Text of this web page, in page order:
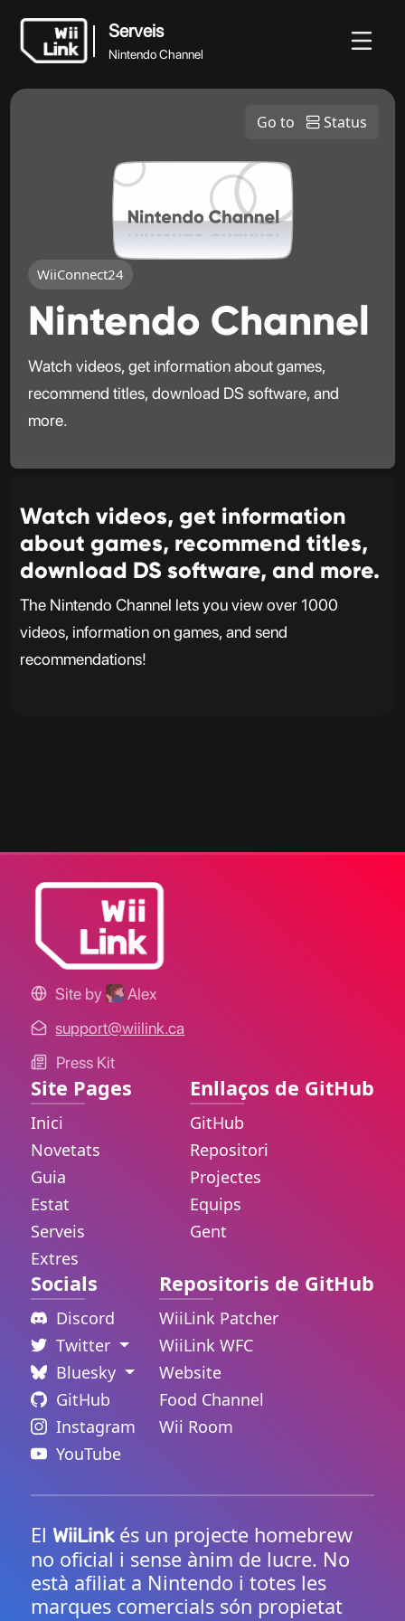
Serveis
Nintendo Channel
WFC
Go to Status
WiiConnect24
Nintendo Channel
Watch videos, get information about games,
recommend titles, download DS software, and
more.
Watch videos, get information
about games, recommend titles,
download DS software, and more.
The Nintendo Channel lets you view over 1000
videos, information on games, and send
recommendations!
Site by
Alex
support@wiilink.ca
Press Kit
Site Pages
Inici
Novetats
Guia
Estat
Serveis
Extres
Enllaços de GitHub
GitHub
Repositori
Projectes
Equips
Gent
Socials
Discord
Twitter
Bluesky
GitHub
Instagram
YouTube
Repositoris de GitHub
WiiLink Patcher
WiiLink WFC
Website
Food Channel
Wii Room
El WiiLinkés un projecte homebrew
no oficial i sense ànim de lucre. No
està afiliat a Nintendo i totes les
marques comercials són propietat